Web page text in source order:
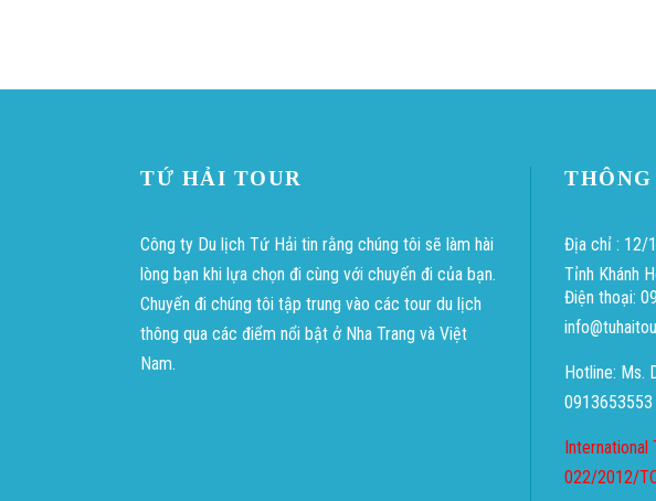
TỨ HẢI TOUR
Công ty Du lịch Tứ Hải tin rằng chúng tôi sẽ làm hài
lòng bạn khi lựa chọn đi cùng với chuyến đi của bạn.
Chuyến đi chúng tôi tập trung vào các tour du lịch
thông qua các điểm nổi bật ở Nha Trang và Việt
Nam.
Địa chỉ : 12/
Tỉnh Khánh
Điện thoại:
Hotline: Ms.
International
022/2012/